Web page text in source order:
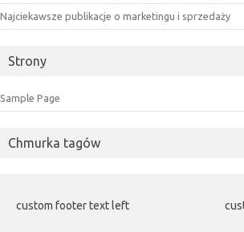
Najciekawsze publikacje o marketingu i sprzedaży
Strony
Sample Page
Chmurka tagów
custom footer text left